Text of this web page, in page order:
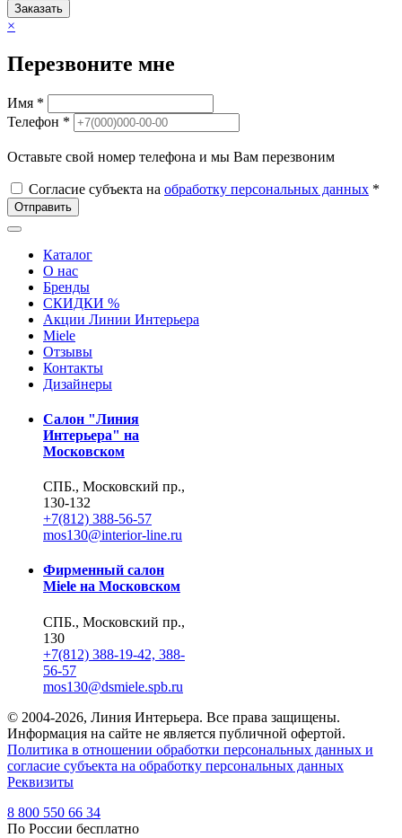
Заказать
×
Перезвоните мне
Имя *
Телефон *
Оставьте свой номер телефона и мы Вам перезвоним
Согласие субъекта на обработку персональных данных *
Отправить
Каталог
О нас
Бренды
СКИДКИ %
Акции Линии Интерьера
Miele
Отзывы
Контакты
Дизайнеры
Салон "Линия
Интерьера" на
Московском
СПБ., Московский пр.,
130-132
+7(812) 388-56-57
mos130@interior-line.ru
Фирменный салон
Miele на Московском
СПБ., Московский пр.,
130
+7(812) 388-19-42, 388-
56-57
mos130@dsmiele.spb.ru
© 2004-2026, Линия Интерьера. Все права защищены.
Информация на сайте не является публичной офертой.
Политика в отношении обработки персональных данных и
согласие субъекта на обработку персональных данных
Реквизиты
8 800 550 66 34
По России бесплатно